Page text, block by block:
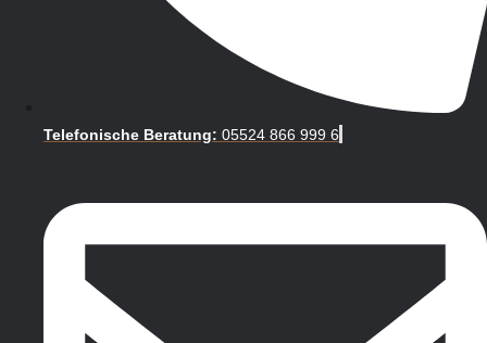
Telefonische Beratung: 05524 866 999 6